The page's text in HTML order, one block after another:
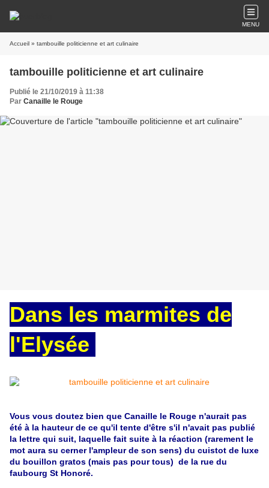
MENU
Accueil » tambouille politicienne et art culinaire
tambouille politicienne et art culinaire
Publié le 21/10/2019 à 11:38
Par Canaille le Rouge
Dans les marmites de
l'Elysée
Vous vous doutez bien que Canaille le Rouge n'aurait pas
été à la hauteur de ce qu'il tente d'être s'il n'avait pas publié
la lettre qui suit, laquelle fait suite à la réaction (rarement le
mot aura su cerner l'ampleur de son sens) du cuistot de luxe
du bouillon gratos (mais pas pour tous) de la rue du
faubourg St Honoré.